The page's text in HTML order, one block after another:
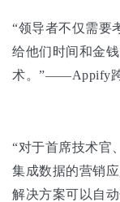
“领导者不仅需要
给他们时间和金
术。”——Appify跨
“对于首席技术官
集成数据的营销
解决方案可以自